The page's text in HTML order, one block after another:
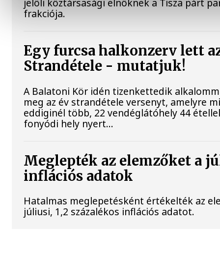
jelöli köztársasági elnöknek a Tisza párt
frakciója.
Egy furcsa halkonzerv lett
Strandétele - mutatjuk!
A Balatoni Kör idén tizenkettedik
meg az év strandétele versenyt, amelyre
eddiginél több, 22 vendéglátóhely 44
fonyódi hely nyert...
Meglepték az elemzőket a
inflációs adatok
Hatalmas meglepetésként értékelték az
júliusi, 1,2 százalékos inflációs adatot.